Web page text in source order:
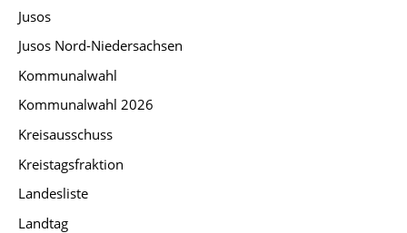
Jusos
Jusos Nord-Niedersachsen
Kommunalwahl
Kommunalwahl 2026
Kreisausschuss
Kreistagsfraktion
Landesliste
Landtag